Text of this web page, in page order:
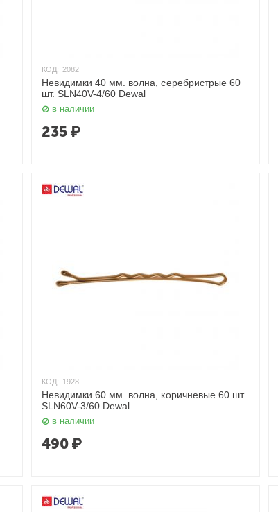
КОД: 2082
Невидимки 40 мм. волна, серебристрые 60
шт. SLN40V-4/60 Dewal
в наличии
235 ₽
КОД: 1928
Невидимки 60 мм. волна, коричневые 60 шт.
SLN60V-3/60 Dewal
в наличии
490 ₽